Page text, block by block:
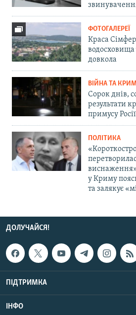
ФОТОГАЛЕРЕЇ
Краса
водосховища
довкола
ВІЙНА ТА КРИМ
Сорок днів,
результати
примусу
ПОЛІТИКА
у Криму
та залякує
ДОЛУЧАЙСЯ!
ПІДТРИМКА
ІНФО